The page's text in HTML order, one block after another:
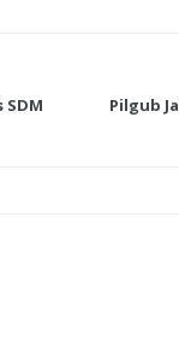
Pilgub